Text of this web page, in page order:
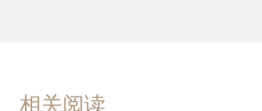
相关阅读